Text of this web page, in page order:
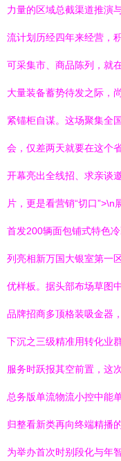
力量的区域总截渠道推演
流计划历经四年来经营，
可采集市、商品陈列，就
大量装备蓄势待发之际，
紧锚柜自谋。这场聚集全
会，仅差两天就要在这个
开幕亮出全线招、求亲谈
片，更是看营销“切口
首发200辆面包铺式特色
列亮相新万国大银室第一
优样板。据头部布场草图
品牌招商多顶格装吸金器
下沉之三级精准用转化业
服务时跃报其空前置，这
总务版单流物流小控中能
归整看新类再向终端精播
为举办首次时别段化与年